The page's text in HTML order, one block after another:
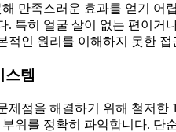
만족스러운 효과를 얻기
특히 얼굴 살이 없는 편이
적인 원리를 이해하지 못한
스템
제점을 해결하기 위해 철저
위를 정확히 파악합니다.